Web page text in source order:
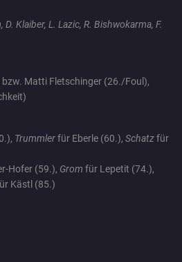
D. Klaiber, L. Lazic, R. Bishwokarma, F.
Matti Fletschinger (26./Foul),
Trummlerfür Eberle (60.), Schatzfür
Hofer (59.), Grom für Lepetit (74.),
Kästl (85.)